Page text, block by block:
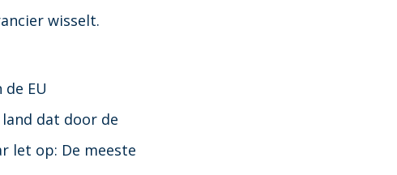
wisselt.
EU
dat door de
let op: De meeste